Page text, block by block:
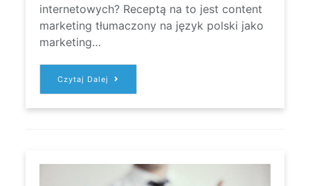
internetowych? Receptą na to jest content
marketing tłumaczony na język polski jako
marketing…
Czytaj Dalej
CONTENT
DLA
TWOJEJ